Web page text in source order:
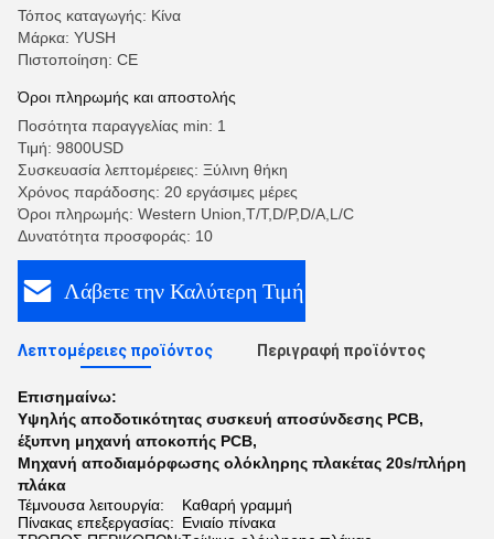
Τόπος καταγωγής: Κίνα
Μάρκα: YUSH
Πιστοποίηση: CE
Όροι πληρωμής και αποστολής
Ποσότητα παραγγελίας min: 1
Τιμή: 9800USD
Συσκευασία λεπτομέρειες: Ξύλινη θήκη
Χρόνος παράδοσης: 20 εργάσιμες μέρες
Όροι πληρωμής: Western Union,T/T,D/P,D/A,L/C
Δυνατότητα προσφοράς: 10
Λάβετε την Καλύτερη Τιμή
Λεπτομέρειες προϊόντος Περιγραφή προϊόντος
Επισημαίνω:
Υψηλής αποδοτικότητας συσκευή αποσύνδεσης PCB,
έξυπνη μηχανή αποκοπής PCB,
Μηχανή αποδιαμόρφωσης ολόκληρης πλακέτας 20s/πλήρη
πλάκα
Τέμνουσα λειτουργία:
Καθαρή γραμμή
Πίνακας επεξεργασίας: Ενιαίο πίνακα